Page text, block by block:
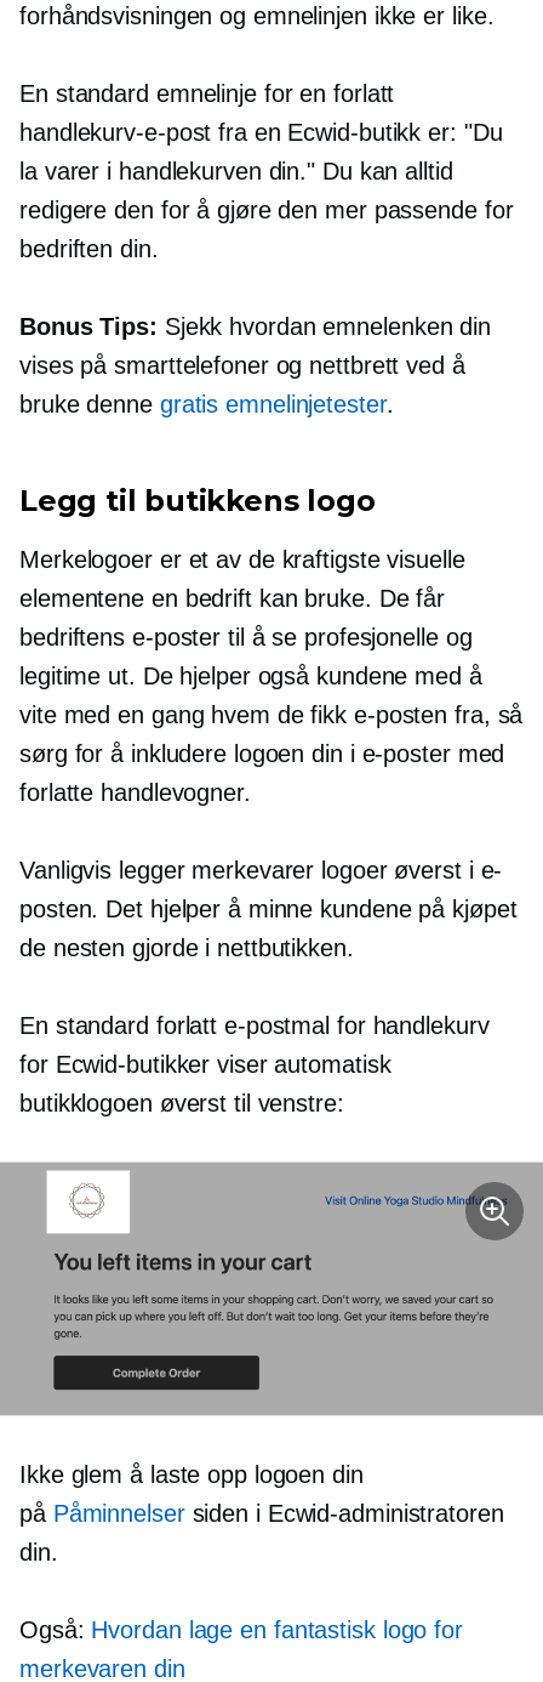
forhåndsvisningen og emnelinjen ikke er like.
En standard emnelinje for en forlatt
handlekurv-e-post fra en Ecwid-butikk er: "Du
la varer i handlekurven din." Du kan alltid
redigere den for å gjøre den mer passende for
bedriften din.
Bonus Tips: Sjekk hvordan emnelenken din
vises på smarttelefoner og nettbrett ved å
bruke denne gratis emnelinjetester.
Legg til butikkens logo
Merkelogoer er et av de kraftigste visuelle
elementene en bedrift kan bruke. De får
bedriftens e-poster til å se profesjonelle og
legitime ut. De hjelper også kundene med å
vite med en gang hvem de fikk e-posten fra, så
sørg for å inkludere logoen din i e-poster med
forlatte handlevogner.
Vanligvis legger merkevarer logoer øverst i e-
posten. Det hjelper å minne kundene på kjøpet
de nesten gjorde i nettbutikken.
En standard forlatt e-postmal for handlekurv
for Ecwid-butikker viser automatisk
butikklogoen øverst til venstre:
Ikke glem å laste opp logoen din
på Påminnelsersiden i Ecwid-administratoren
din.
Også: Hvordan lage en fantastisk logo for
merkevaren din